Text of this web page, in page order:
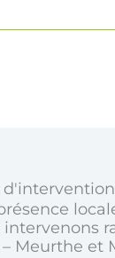
d'intervention
intervenons
– Meurthe et